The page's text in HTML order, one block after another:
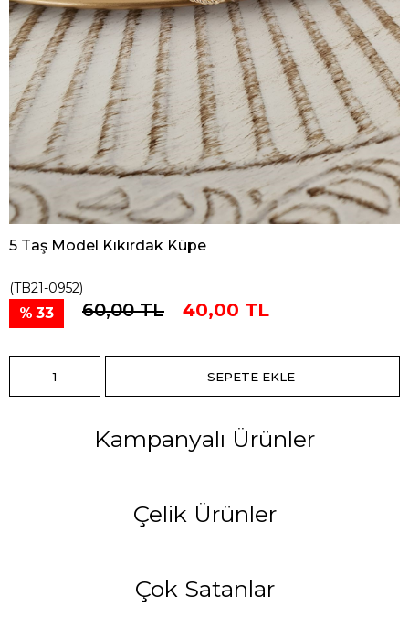
5 Taş Model Kıkırdak Küpe
(TB21-0952)
33 60,00 TL 40,00 TL
Kampanyalı Ürünler
Çelik Ürünler
Çok Satanlar